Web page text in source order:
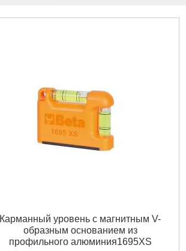
Карманный уровень с магнитным V-
образным основанием из
профильного алюминия1695XS